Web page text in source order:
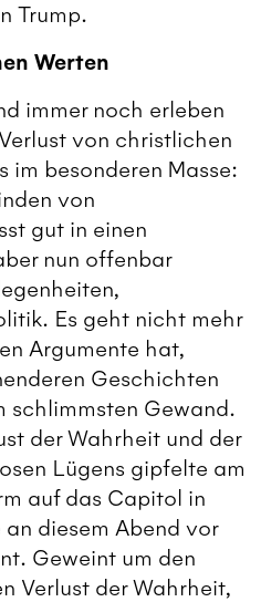
Trump.
Werten
immer noch erleben
von christlichen
im besonderen Masse:
von
gut in einen
nun offenbar
Es geht nicht mehr
Argumente hat,
Geschichten
schlimmsten Gewand.
der Wahrheit und der
Lügens gipfelte am
auf das Capitol in
diesem Abend vor
Geweint um den
Verlust der Wahrheit,